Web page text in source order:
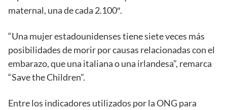
maternal, una de cada 2.100″.
“Una mujer estadounidenses tiene siete veces más
posibilidades de morir por causas relacionadas con el
embarazo, que una italiana o una irlandesa”, remarca
“Save the Children”.
Entre los indicadores utilizados por la ONG para